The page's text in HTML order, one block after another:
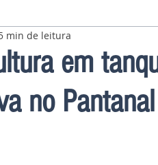
em
no Pantanal
min de leitura